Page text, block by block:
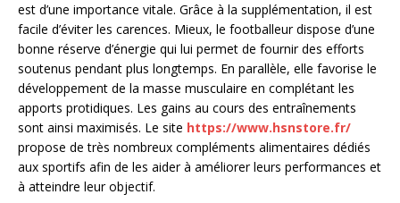
est d’une importance vitale. Grâce à la supplémentation, il est
facile d’éviter les carences. Mieux, le footballeur dispose d’une
bonne réserve d’énergie qui lui permet de fournir des efforts
soutenus pendant plus longtemps. En parallèle, elle favorise le
développement de la masse musculaire en complétant les
apports protidiques. Les gains au cours des entraînements
sont ainsi maximisés. Le site https://www.hsnstore.fr/
propose de très nombreux compléments alimentaires dédiés
aux sportifs afin de les aider à améliorer leurs performances et
à atteindre leur objectif.